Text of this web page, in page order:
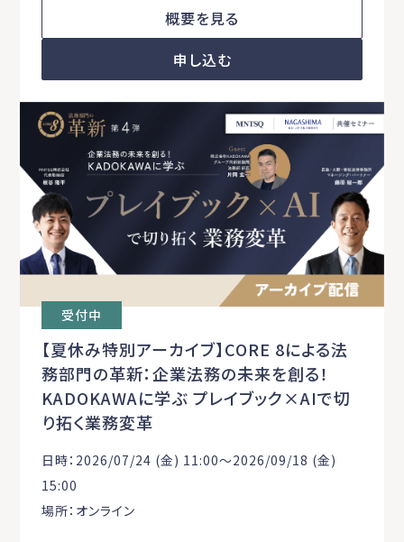
概要を見る
申し込む
受付中
【夏休み特別アーカイブ】CORE 8による法
務部門の革新：企業法務の未来を創る！
KADOKAWAに学ぶ プレイブック×AIで切
り拓く業務変革
日時：2026/07/24 (金) 11:00〜2026/09/18 (金)
15:00
場所：オンライン